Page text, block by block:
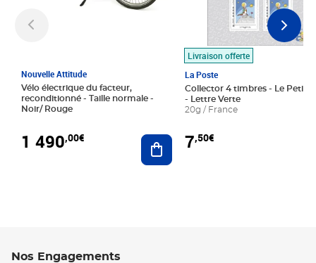
Nouvelle Attitude
Vélo électrique du facteur,
reconditionné - Taille normale -
Noir/ Rouge
1 490,00€ Ajouter au panier
Livraison offerte
La Poste
Collector 4 timbres - Le Petit
- Lettre Verte
20g / France
7,50€
Nos Engagements